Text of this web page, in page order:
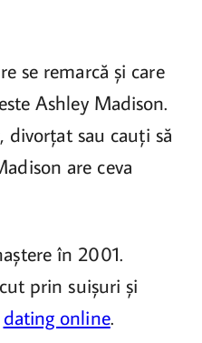
se remarcă și care
Ashley Madison.
divorțat sau cauți să
are ceva
în 2001.
prin suișuri și
dating online.